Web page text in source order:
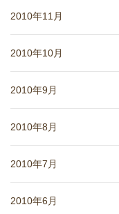
2010年11月
2010年10月
2010年9月
2010年8月
2010年7月
2010年6月